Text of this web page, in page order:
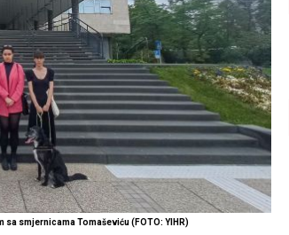
smjernicama Tomaševiću (FOTO: YIHR)